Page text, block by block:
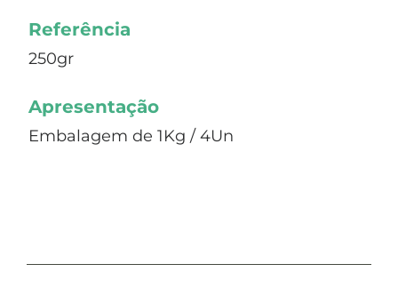
Referência
250gr
Apresentação
Embalagem de 1Kg / 4Un